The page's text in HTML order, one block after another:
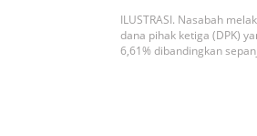
ILUSTRASI. Nasabah
dana pihak ketiga (DPK)
6,61% dibandingkan